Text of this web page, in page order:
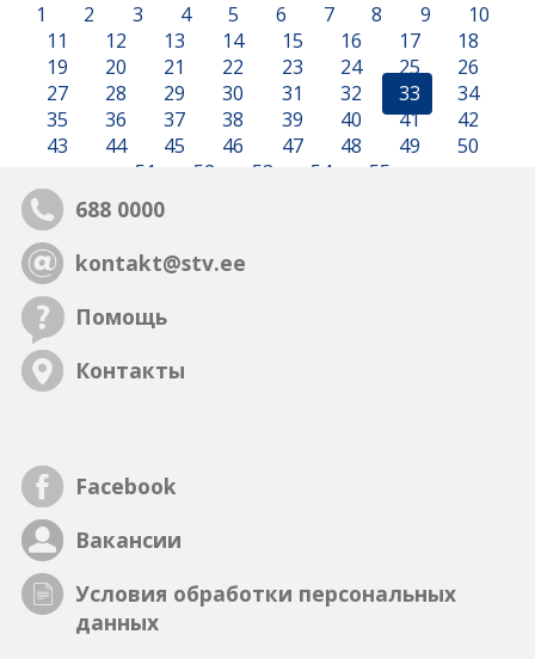
1 2 3 4 5 6 7 8 9
10
11
12 13 14 15 16 17
18
19
20 21 22 23 24 25
26
27
28 29 30 31 32 33
34
35
36 37 38 39 40 41
42
43
44 45 46 47 48 49
50
51
52 53 54 55
688 0000
kontakt@stv.ee
Помощь
Контакты
Facebook
Вакансии
Условия обработки персональных
данных